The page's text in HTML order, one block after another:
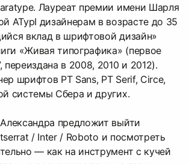
Лауреат премии имени Шарля
ATypI дизайнерам в возрасте до 35
вклад в шрифтовой дизайн»
«Живая типографика» (первое
в 2008, 2010 и 2012).
шрифтов PT Sans, PT Serif, Circe,
системы Сбера и других.
предложит выйти
/ Inter / Roboto и посмотреть
— как на инструмент с кучей